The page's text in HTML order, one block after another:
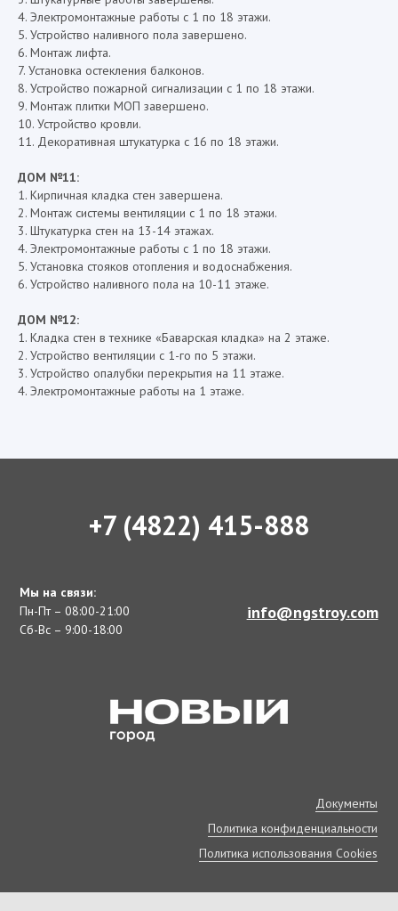
4. Электромонтажные работы с 1 по 18 этажи.
5. Устройство наливного пола завершено.
6. Монтаж лифта.
7. Установка остекления балконов.
8. Устройство пожарной сигнализации с 1 по 18 этажи.
9. Монтаж плитки МОП завершено.
10. Устройство кровли.
11. Декоративная штукатурка с 16 по 18 этажи.
ДОМ №11:
1. Кирпичная кладка стен завершена.
2. Монтаж системы вентиляции с 1 по 18 этажи.
3. Штукатурка стен на 13-14 этажах.
4. Электромонтажные работы с 1 по 18 этажи.
5. Установка стояков отопления и водоснабжения.
6. Устройство наливного пола на 10-11 этаже.
ДОМ №12:
1. Кладка стен в технике «Баварская кладка» на 2 этаже.
2. Устройство вентиляции с 1-го по 5 этажи.
3. Устройство опалубки перекрытия на 11 этаже.
4. Электромонтажные работы на 1 этаже.
+7 (4822) 415-888
Мы на связи:
Пн-Пт – 08:00-21:00
Сб-Вс – 9:00-18:00
info@ngstroy.com
Документы
Политика конфиденциальности
Политика использования Cookies